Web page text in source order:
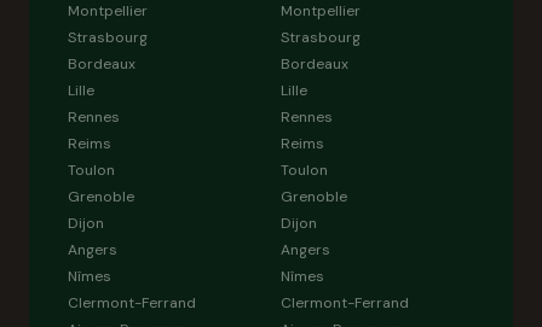
Montpellier
Strasbourg
Bordeaux
Lille
Rennes
Reims
Toulon
Grenoble
Dijon
Angers
Nîmes
Clermont-Ferrand
Montpellier
Strasbourg
Bordeaux
Lille
Rennes
Reims
Toulon
Grenoble
Dijon
Angers
Nîmes
Clermont-Ferrand